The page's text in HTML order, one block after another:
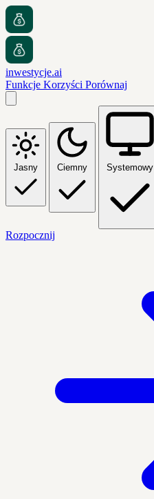
inwestycje.ai
Funkcje Korzyści Porównaj
Jasny Ciemny Systemowy
Rozpocznij